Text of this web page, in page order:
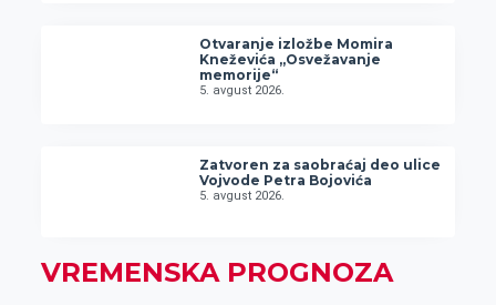
Otvaranje izložbe Momira
Kneževića „Osvežavanje
memorije“
5. avgust 2026.
Zatvoren za saobraćaj deo ulice
Vojvode Petra Bojovića
5. avgust 2026.
VREMENSKA PROGNOZA